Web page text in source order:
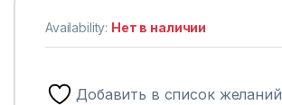
Availability: Нет в наличии
Добавить в список желаний